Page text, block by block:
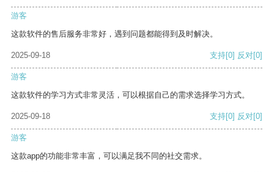
游客
这款软件的售后服务非常好，遇到问题都能得到及时解决。
2025-09-18 支持[0] 反对[0]
游客
这款软件的学习方式非常灵活，可以根据自己的需求选择学习方式。
2025-09-18 支持[0] 反对[0]
游客
这款app的功能非常丰富，可以满足我不同的社交需求。